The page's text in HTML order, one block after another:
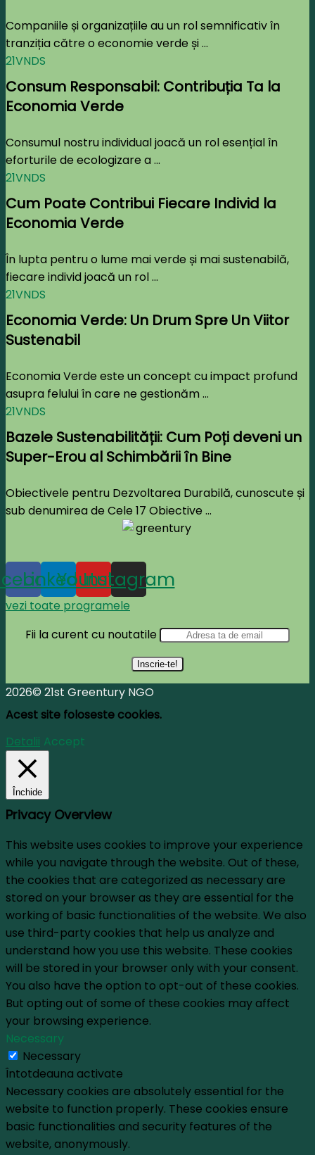
Companiile și organizațiile au un rol semnificativ în
tranziția către o economie verde și ...
21VNDS
Consum Responsabil: Contribuția Ta la
Economia Verde
Consumul nostru individual joacă un rol esențial în
eforturile de ecologizare a ...
21VNDS
Cum Poate Contribui Fiecare Individ la
Economia Verde
În lupta pentru o lume mai verde și mai sustenabilă,
fiecare individ joacă un rol ...
21VNDS
Economia Verde: Un Drum Spre Un Viitor
Sustenabil
Economia Verde este un concept cu impact profund
asupra felului în care ne gestionăm ...
21VNDS
Bazele Sustenabilității: Cum Poți deveni un
Super-Erou al Schimbării în Bine
Obiectivele pentru Dezvoltarea Durabilă, cunoscute și
sub denumirea de Cele 17 Obiective ...
Linkedin
Youtube
Instagram
vezi toate programele
Fii la curent cu noutatile
2026© 21st Greentury NGO
Acest site foloseste cookies.
Detalii Accept
Închide
Privacy Overview
This website uses cookies to improve your experience
while you navigate through the website. Out of these,
the cookies that are categorized as necessary are
stored on your browser as they are essential for the
working of basic functionalities of the website. We also
use third-party cookies that help us analyze and
understand how you use this website. These cookies
will be stored in your browser only with your consent.
You also have the option to opt-out of these cookies.
But opting out of some of these cookies may affect
your browsing experience.
Necessary
Necessary
Întotdeauna activate
Necessary cookies are absolutely essential for the
website to function properly. These cookies ensure
basic functionalities and security features of the
website, anonymously.